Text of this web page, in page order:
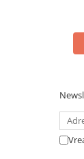
Comenzi si
Masini de fum
Mixere DMX
Moving Head-